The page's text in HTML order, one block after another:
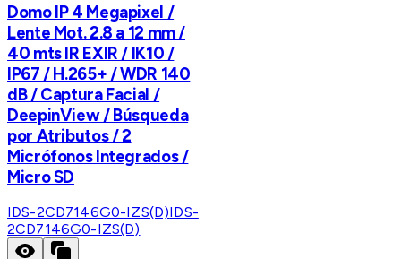
Domo IP 4 Megapixel /
Lente Mot. 2.8 a 12 mm /
40 mts IR EXIR / IK10 /
IP67 / H.265+ / WDR 140
dB / Captura Facial /
DeepinView / Búsqueda
por Atributos / 2
Micrófonos Integrados /
Micro SD
IDS-2CD7146G0-IZS(D)IDS-
2CD7146G0-IZS(D)